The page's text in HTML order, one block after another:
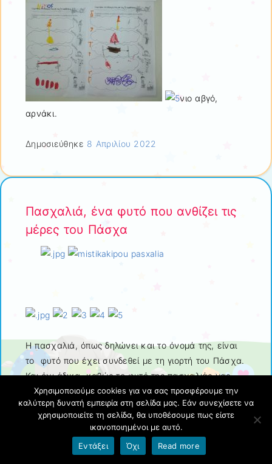
νιο αβγό,
αρνάκι.
Δημοσιεύθηκε 8 Απριλίου 2022
Πασχαλιά, ένα φυτό που ανθίζει τις
μέρες του Πάσχα
Η πασχαλιά, όπως δηλώνει και το όνομά της, είναι
το φυτό που έχει συνδεθεί με τη γιορτή του Πάσχα.
Και όχι άδικα, καθώς το φυτό της πασχαλιάς μας
χαρίζει εντυπωσιακή ανθοφορία που διαρκεί 20 με
30 μέρες, στα τέλη της άνοιξης, στην περίοδο του
Πάσχα.
Ξεχωρίζει για τα χαρακτηριστικά καρδιόσχημα
βαθυπράσινα φύλλα και κυρίως για τα υπέροχα
Χρησιμοποιούμε cookies για να σας προσφέρουμε την
καλύτερη δυνατή εμπειρία στη σελίδα μας. Εάν συνεχίσετε να
χρησιμοποιείτε τη σελίδα, θα υποθέσουμε πως είστε
ικανοποιημένοι με αυτό.
Εντάξει
Όχι Read more